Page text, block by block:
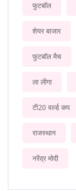
फुटबॉल
शेयर बाजार
फुटबॉल मैच
ला लीगा
टी20 वर्ल्ड कप
राजस्थान
नरेंद्र मोदी